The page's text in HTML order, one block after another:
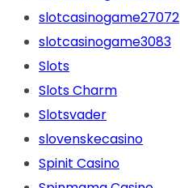
slotcasinogame27072
slotcasinogame3083
Slots
Slots Charm
Slotsvader
slovenskecasino
Spinit Casino